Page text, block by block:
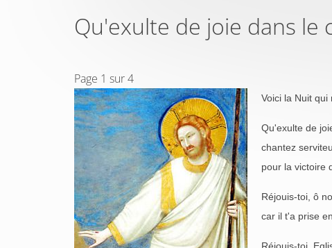
Qu'exulte de joie dans le
Page 1 sur 4
Voici la Nuit
Qu'exulte de
chantez
pour la victoire
Réjouis-toi, ô
car il t'a prise